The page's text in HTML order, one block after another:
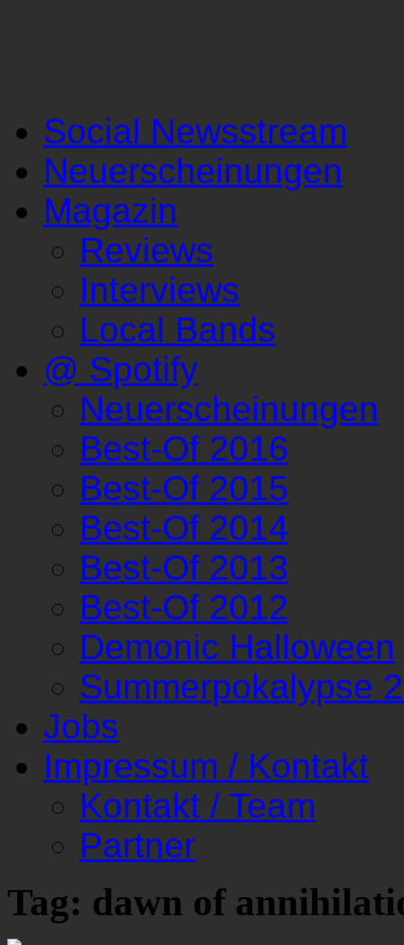
Social Newsstream
Neuerscheinungen
Magazin
Reviews
Interviews
Local Bands
@ Spotify
Neuerscheinungen
Best-Of 2016
Best-Of 2015
Best-Of 2014
Best-Of 2013
Best-Of 2012
Demonic Halloween
Summerpokalypse
Jobs
Impressum / Kontakt
Kontakt / Team
Partner
Tag: dawn of